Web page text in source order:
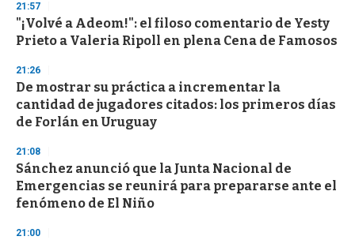
21:57
"¡Volvé a Adeom!": el filoso comentario de Yesty
Prieto a Valeria Ripoll en plena Cena de Famosos
21:26
De mostrar su práctica a incrementar la
cantidad de jugadores citados: los primeros días
de Forlán en Uruguay
21:08
Sánchez anunció que la Junta Nacional de
Emergencias se reunirá para prepararse ante el
fenómeno de El Niño
21:00